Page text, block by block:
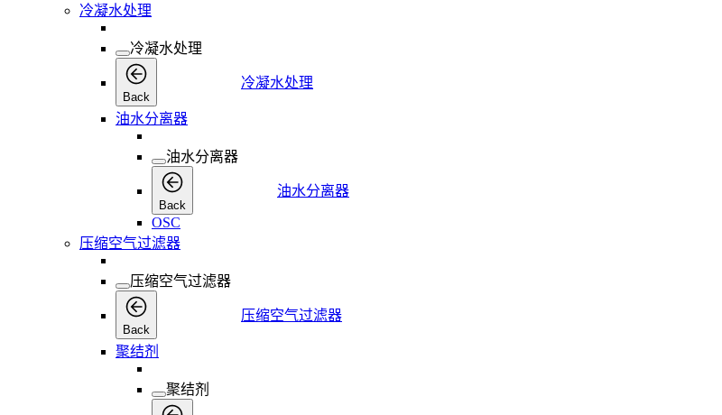
冷凝水处理
冷凝水处理
Back
冷凝水处理
油水分离器
油水分离器
Back
油水分离器
OSC
压缩空气过滤器
压缩空气过滤器
Back
压缩空气过滤器
聚结剂
聚结剂